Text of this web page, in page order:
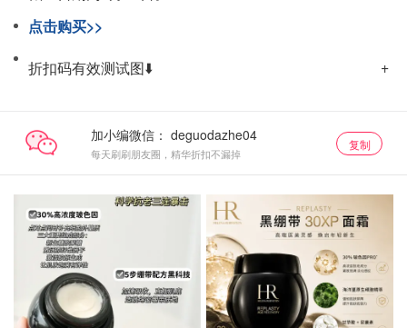
点击购买>>
折扣码有效测试图⬇️
加小编微信：
每天刷刷朋友圈，精华折扣不漏掉
复制
黑绷带54折 黑绷带54折